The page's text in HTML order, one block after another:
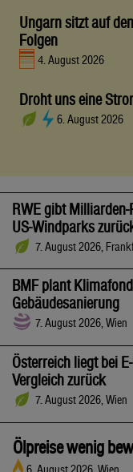
Ungarn sitzt auf
Folgen
4. August 2026
Droht uns eine
6. August 2026
RWE gibt
US-Windparks
7. August 2026,
BMF plant
Gebäudesanierung
7. August 2026, Wien
Österreich liegt bei
Vergleich zurück
7. August 2026, Wien
Ölpreise wenig